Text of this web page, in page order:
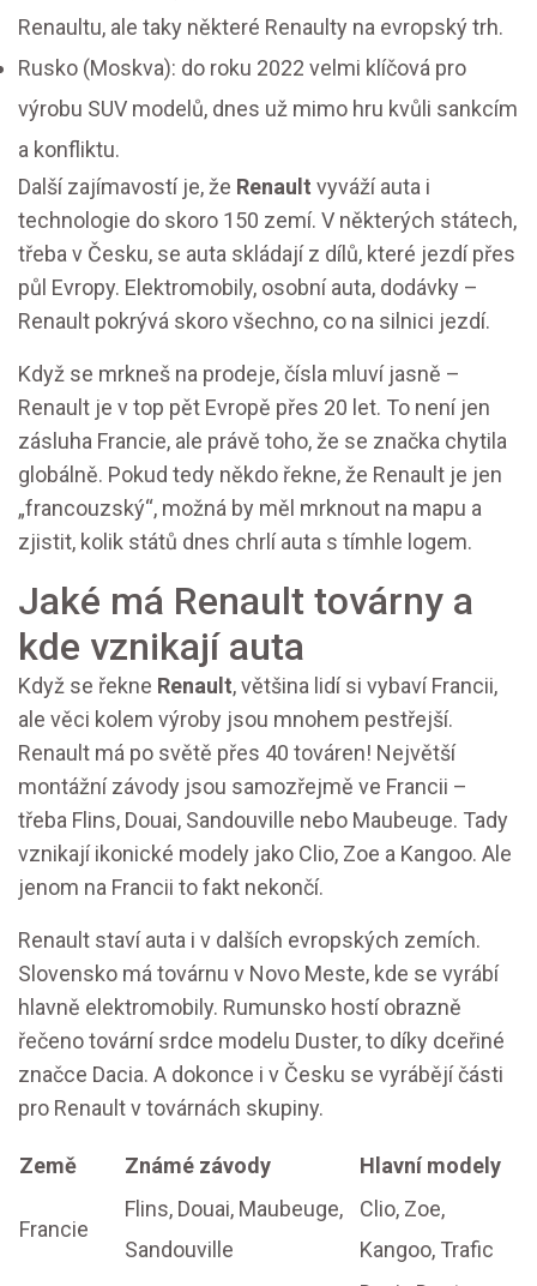
Renaultu, ale taky některé Renaulty na evropský trh.
Rusko (Moskva): do roku 2022 velmi klíčová pro
výrobu SUV modelů, dnes už mimo hru kvůli sankcím
a konfliktu.
Další zajímavostí je, že Renault vyváží auta i
technologie do skoro 150 zemí. V některých státech,
třeba v Česku, se auta skládají z dílů, které jezdí přes
půl Evropy. Elektromobily, osobní auta, dodávky –
Renault pokrývá skoro všechno, co na silnici jezdí.
Když se mrkneš na prodeje, čísla mluví jasně –
Renault je v top pět Evropě přes 20 let. To není jen
zásluha Francie, ale právě toho, že se značka chytila
globálně. Pokud tedy někdo řekne, že Renault je jen
„francouzský“, možná by měl mrknout na mapu a
zjistit, kolik států dnes chrlí auta s tímhle logem.
Jaké má Renault továrny a
kde vznikají auta
Když se řekne Renault, většina lidí si vybaví Francii,
ale věci kolem výroby jsou mnohem pestřejší.
Renault má po světě přes 40 továren! Největší
montážní závody jsou samozřejmě ve Francii –
třeba Flins, Douai, Sandouville nebo Maubeuge. Tady
vznikají ikonické modely jako Clio, Zoe a Kangoo. Ale
jenom na Francii to fakt nekončí.
Renault staví auta i v dalších evropských zemích.
Slovensko má továrnu v Novo Meste, kde se vyrábí
hlavně elektromobily. Rumunsko hostí obrazně
řečeno tovární srdce modelu Duster, to díky dceřiné
značce Dacia. A dokonce i v Česku se vyrábějí části
pro Renault v továrnách skupiny.
Země Známé závody Hlavní modely
Francie
Flins, Douai, Maubeuge,
Sandouville
Clio, Zoe,
Kangoo, Trafic